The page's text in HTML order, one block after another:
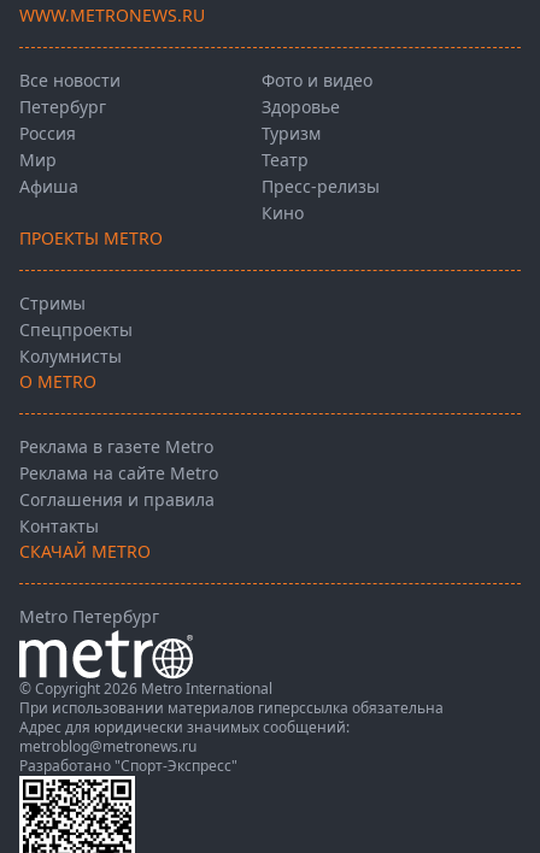
WWW.METRONEWS.RU
Все новости
Петербург
Россия
Мир
Афиша
Фото и видео
Здоровье
Туризм
Театр
Пресс-релизы
Кино
ПРОЕКТЫ METRO
Стримы
Спецпроекты
Колумнисты
О METRO
Реклама в газете Metro
Реклама на сайте Metro
Соглашения и правила
Контакты
СКАЧАЙ METRO
Metro Петербург
© Copyright 2026 Metro International
При использовании материалов гиперссылка обязательна
Адрес для юридически значимых сообщений:
metroblog@metronews.ru
Разработано "Спорт-Экспресс"